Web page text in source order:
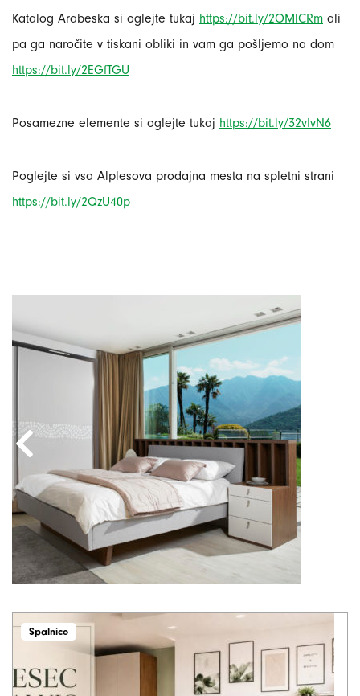
Katalog Arabeska si oglejte tukaj https://bit.ly/2OMlCRm ali
pa ga naročite v tiskani obliki in vam ga pošljemo na dom
https://bit.ly/2EGfTGU
Posamezne elemente si oglejte tukaj https://bit.ly/32vIvN6
Poglejte si vsa Alplesova prodajna mesta na spletni strani
https://bit.ly/2QzU40p
Spalnice